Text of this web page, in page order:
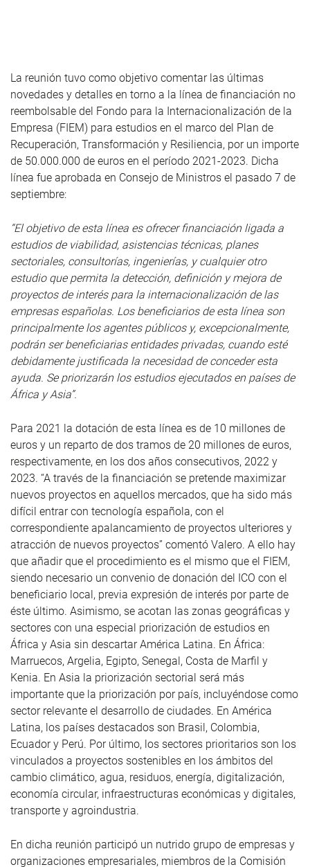
La reunión tuvo como objetivo comentar las últimas
novedades y detalles en torno a la línea de financiación no
reembolsable del Fondo para la Internacionalización de la
Empresa (FIEM) para estudios en el marco del Plan de
Recuperación, Transformación y Resiliencia, por un importe
de 50.000.000 de euros en el período 2021-2023. Dicha
línea fue aprobada en Consejo de Ministros el pasado 7 de
septiembre:
“El objetivo de esta línea es ofrecer financiación ligada a
estudios de viabilidad, asistencias técnicas, planes
sectoriales, consultorías, ingenierías, y cualquier otro
estudio que permita la detección, definición y mejora de
proyectos de interés para la internacionalización de las
empresas españolas. Los beneficiarios de esta línea son
principalmente los agentes públicos y, excepcionalmente,
podrán ser beneficiarias entidades privadas, cuando esté
debidamente justificada la necesidad de conceder esta
ayuda. Se priorizarán los estudios ejecutados en países de
África y Asia”.
Para 2021 la dotación de esta línea es de 10 millones de
euros y un reparto de dos tramos de 20 millones de euros,
respectivamente, en los dos años consecutivos, 2022 y
2023. “A través de la financiación se pretende maximizar
nuevos proyectos en aquellos mercados, que ha sido más
difícil entrar con tecnología española, con el
correspondiente apalancamiento de proyectos ulteriores y
atracción de nuevos proyectos” comentó Valero. A ello hay
que añadir que el procedimiento es el mismo que el FIEM,
siendo necesario un convenio de donación del ICO con el
beneficiario local, previa expresión de interés por parte de
éste último. Asimismo, se acotan las zonas geográficas y
sectores con una especial priorización de estudios en
África y Asia sin descartar América Latina. En África:
Marruecos, Argelia, Egipto, Senegal, Costa de Marfil y
Kenia. En Asia la priorización sectorial será más
importante que la priorización por país, incluyéndose como
sector relevante el desarrollo de ciudades. En América
Latina, los países destacados son Brasil, Colombia,
Ecuador y Perú. Por último, los sectores prioritarios son los
vinculados a proyectos sostenibles en los ámbitos del
cambio climático, agua, residuos, energía, digitalización,
economía circular, infraestructuras económicas y digitales,
transporte y agroindustria.
En dicha reunión participó un nutrido grupo de empresas y
organizaciones empresariales, miembros de la Comisión